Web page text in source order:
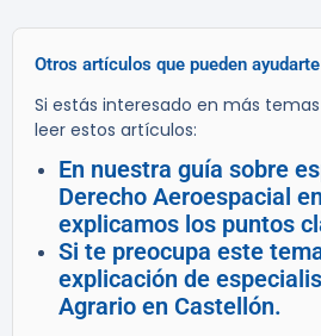
Otros artículos que pueden ayudarte
Si estás interesado en más
leer estos artículos:
En nuestra guía sobre
Derecho Aeroespacial
explicamos los puntos
Si te preocupa este
explicación de
Agrario en Castellón.